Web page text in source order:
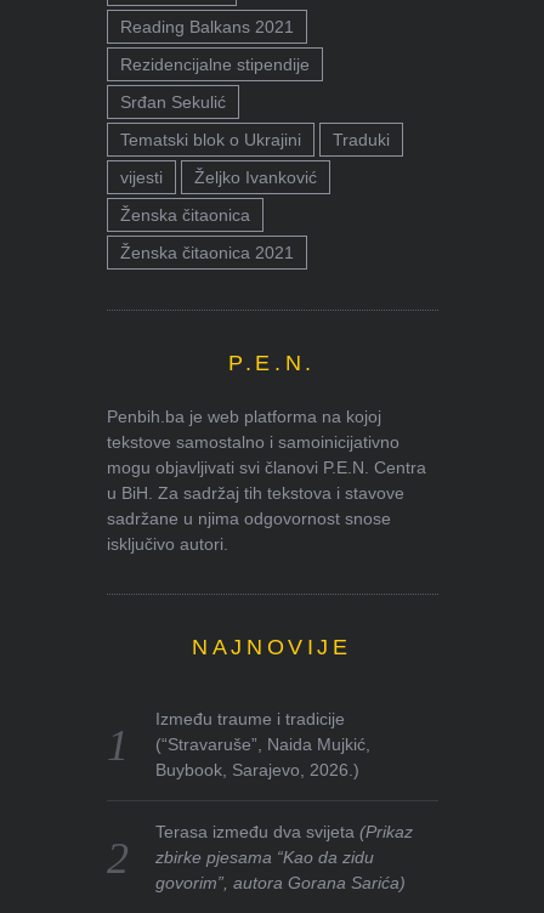
Reading Balkans 2021
Rezidencijalne stipendije
Srđan Sekulić
Tematski blok o Ukrajini
Traduki
vijesti
Željko Ivanković
Ženska čitaonica
Ženska čitaonica 2021
P.E.N.
Penbih.ba je web platforma na kojoj
tekstove samostalno i samoinicijativno
mogu objavljivati svi članovi P.E.N. Centra
u BiH. Za sadržaj tih tekstova i stavove
sadržane u njima odgovornost snose
isključivo autori.
NAJNOVIJE
Između traume i tradicije
(“Stravaruše”, Naida Mujkić,
Buybook, Sarajevo, 2026.)
Terasa između dva svijeta(Prikaz
zbirke pjesama “Kao da zidu
govorim”, autora Gorana Sarića)